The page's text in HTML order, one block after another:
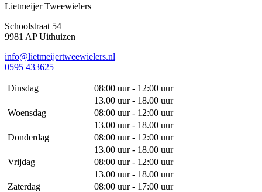
Lietmeijer Tweewielers
Schoolstraat 54
9981 AP Uithuizen
info@lietmeijertweewielers.nl
0595 433625
Dinsdag
08:00 uur - 12:00 uur
13.00 uur - 18.00 uur
Woensdag
08:00 uur - 12:00 uur
13.00 uur - 18.00 uur
Donderdag
08:00 uur - 12:00 uur
13.00 uur - 18.00 uur
Vrijdag
08:00 uur - 12:00 uur
13.00 uur - 18.00 uur
Zaterdag
08:00 uur - 17:00 uur